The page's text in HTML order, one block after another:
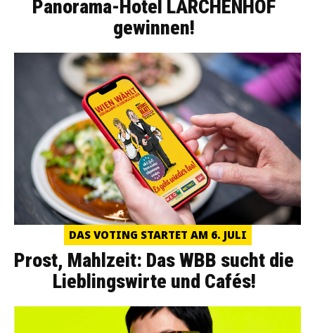
Panorama-Hotel LÄRCHENHOF
gewinnen!
DAS VOTING STARTET AM 6. JULI
Prost, Mahlzeit: Das WBB sucht die
Lieblingswirte und Cafés!